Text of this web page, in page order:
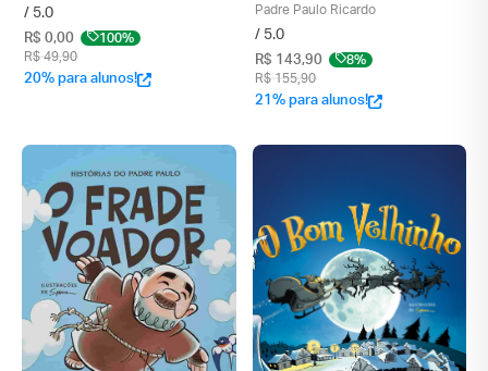
/ 5.0
R$ 0,00
100%
R$ 49,90
20% para alunos!
Padre Paulo Ricardo
/ 5.0
R$ 143,90
8%
R$ 155,90
21% para alunos!